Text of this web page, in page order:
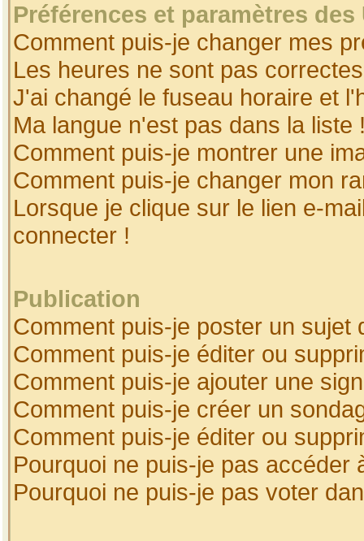
Préférences et paramètres
Comment puis-je changer mes
Les heures ne sont pas
J'ai changé le fuseau horaire et
Ma langue n'est pas dans la liste
Comment puis-je montrer une
Comment puis-je changer mon
Lorsque je clique sur le lien e-
connecter !
Publication
Comment puis-je poster un sujet
Comment puis-je éditer ou
Comment puis-je ajouter une
Comment puis-je créer un
Comment puis-je éditer ou
Pourquoi ne puis-je pas accéder
Pourquoi ne puis-je pas voter